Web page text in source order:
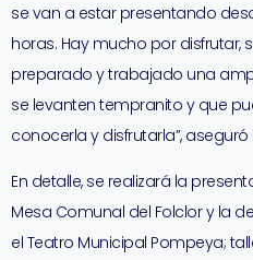
se van a estar presentando
horas. Hay mucho por disfrutar,
preparado y trabajado una
se levanten tempranito y que
conocerla y disfrutarla”,
En detalle, se realizará la
Mesa Comunal del Folclor y la
el Teatro Municipal Pompeya;